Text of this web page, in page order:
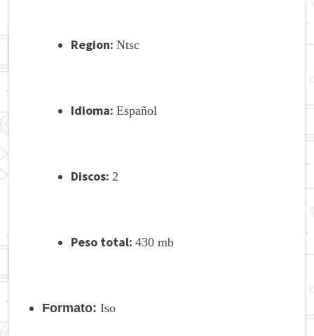
Region:Ntsc
Idioma: Español
Discos:2
Peso total: 430 mb
Formato: Iso